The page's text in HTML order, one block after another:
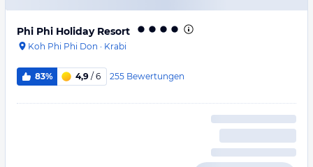
Phi Phi Holiday Resort
Koh Phi Phi Don · Krabi
83% 4,9 / 6 255 Bewertungen